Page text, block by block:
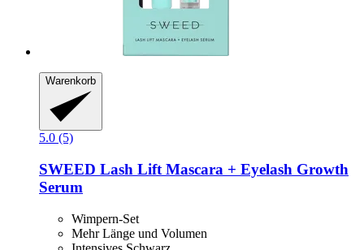
Warenkorb
5.0 (5)
SWEED Lash Lift Mascara + Eyelash Growth
Serum
Wimpern-Set
Mehr Länge und Volumen